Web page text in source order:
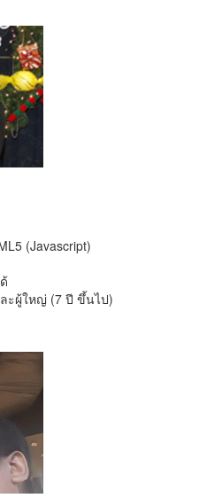
(Javascript)
ะผู้ใหญ่ (7 ปี ขึ้นไป)